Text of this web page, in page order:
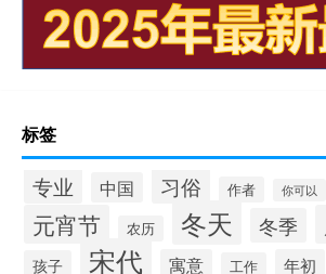
标签
专业 中国 习俗 作者 你可以
元宵节 农历 冬天 冬季
孩子 宋代 寓意 工作 年初